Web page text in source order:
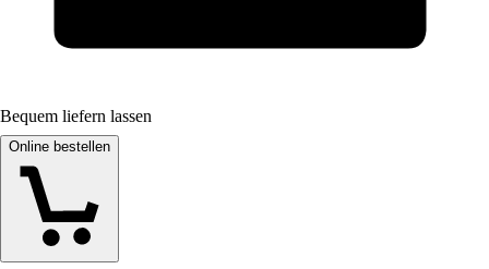
Bequem liefern lassen
Online bestellen